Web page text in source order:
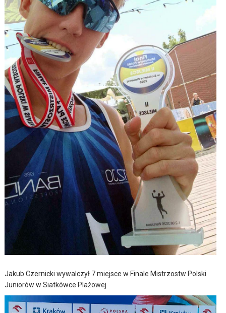
Jakub Czernicki wywalczył 7 miejsce w Finale Mistrzostw Polski
Juniorów w Siatkówce Plażowej